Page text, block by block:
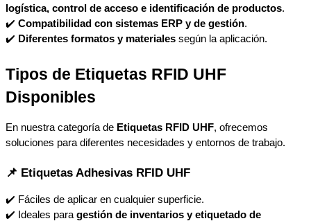
logística, control de acceso e identificación de productos.
✔️ Compatibilidad con sistemas ERP y de gestión.
✔️ Diferentes formatos y materiales según la aplicación.
Tipos de Etiquetas RFID UHF
Disponibles
En nuestra categoría de Etiquetas RFID UHF, ofrecemos
soluciones para diferentes necesidades y entornos de trabajo.
📌 Etiquetas Adhesivas RFID UHF
✔️ Fáciles de aplicar en cualquier superficie.
✔️ Ideales para gestión de inventarios y etiquetado de